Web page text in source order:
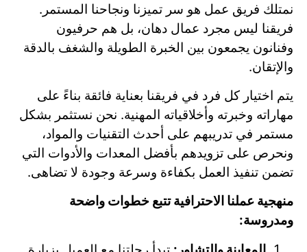
نمتلك فريق عمل هو سر تميزنا ونجاحنا المستمر.
فريقنا ليس مجرد عمال دهان، بل هم حرفيون
وفنانون يجمعون بين الخبرة الطويلة والشغف بالدقة
والإتقان.
يتم اختيار كل فرد في فريقنا بعناية فائقة بناءً على
مهاراته وخبرته وأخلاقياته المهنية. نحن نستثمر بشكل
مستمر في تدريبهم على أحدث التقنيات والمواد،
ونحرص على تزويدهم بأفضل المعدات والأدوات التي
تضمن تنفيذ العمل بكفاءة وسرعة وجودة لا تضاهى.
منهجية عملنا الاحترافية تتبع خطوات واضحة
ومدروسة: